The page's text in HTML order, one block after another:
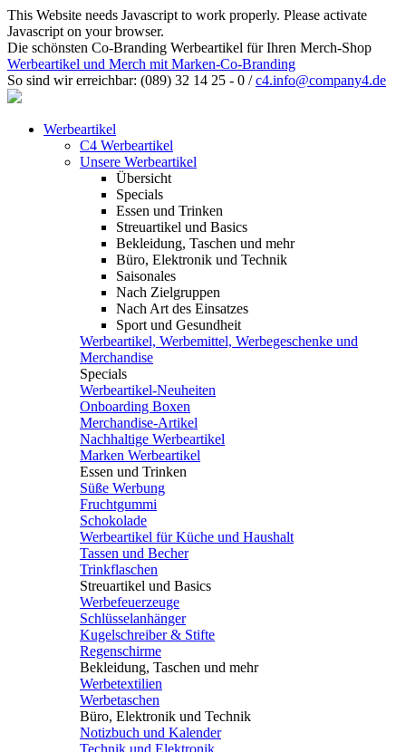
This Website needs Javascript to work properly. Please activate
Javascript on your browser.
Die schönsten Co-Branding Werbeartikel für Ihren Merch-Shop
Werbeartikel und Merch mit Marken-Co-Branding
So sind wir erreichbar: (089) 32 14 25 - 0 /c4.info@company4.de
Werbeartikel
C4 Werbeartikel
Unsere Werbeartikel
Übersicht
Specials
Essen und Trinken
Streuartikel und Basics
Bekleidung, Taschen und mehr
Büro, Elektronik und Technik
Saisonales
Nach Zielgruppen
Nach Art des Einsatzes
Sport und Gesundheit
Werbeartikel, Werbemittel, Werbegeschenke und
Merchandise
Specials
Werbeartikel-Neuheiten
Onboarding Boxen
Merchandise-Artikel
Nachhaltige Werbeartikel
Marken Werbeartikel
Essen und Trinken
Süße Werbung
Fruchtgummi
Schokolade
Werbeartikel für Küche und Haushalt
Tassen und Becher
Trinkflaschen
Streuartikel und Basics
Werbefeuerzeuge
Schlüsselanhänger
Kugelschreiber & Stifte
Regenschirme
Bekleidung, Taschen und mehr
Werbetextilien
Werbetaschen
Büro, Elektronik und Technik
Notizbuch und Kalender
Technik und Elektronik